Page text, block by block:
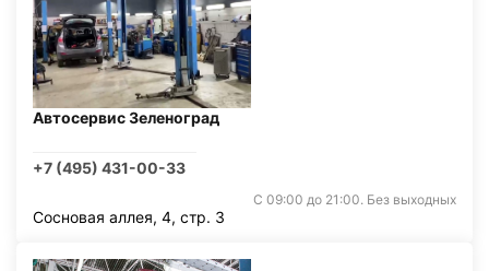
Автосервис Зеленоград
+7 (495) 431-00-33
С 09:00 до 21:00. Без выходных
Сосновая аллея, 4, стр. 3